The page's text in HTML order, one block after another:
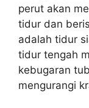
perut akan
tidur dan
adalah tidur
tidur tengah
kebugaran
mengurangi